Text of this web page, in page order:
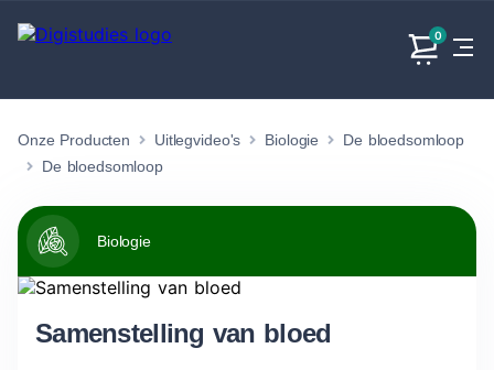
0
Exacte
vakken
vakken.
Taalvakken
vakken.
Maatschappijvakken Producten
Onze Producten Uitlegvideo's Biologie
De bloedsomloop
De bloedsomloop
Biologie
Samenstelling van bloed